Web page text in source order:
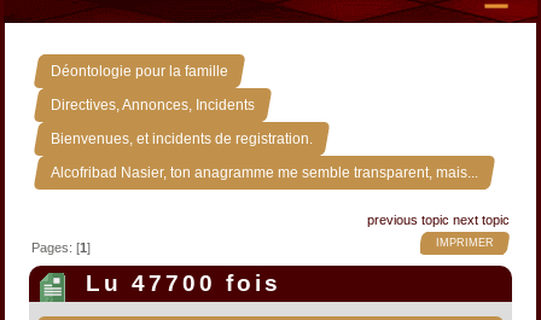
Déontologie pour la famille »
Directives, Annonces, Incidents »
Bienvenues, et incidents de registration. »
Alcofribad Nasier, ton anagramme me semble transparent, mais...
previous topic next topic
IMPRIMER
Pages: [1]
Lu 47700 fois